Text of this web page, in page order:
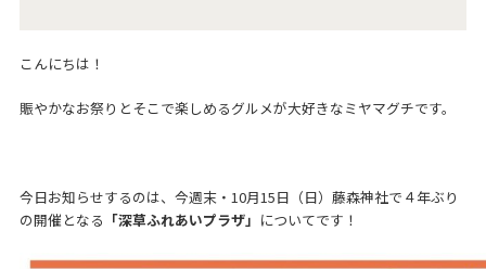
こんにちは！
賑やかなお祭りとそこで楽しめるグルメが大好きなミヤマグチです。
今日お知らせするのは、今週末・10月15日（日）藤森神社で４年ぶり
の開催となる 「深草ふれあいプラザ」 についてです！